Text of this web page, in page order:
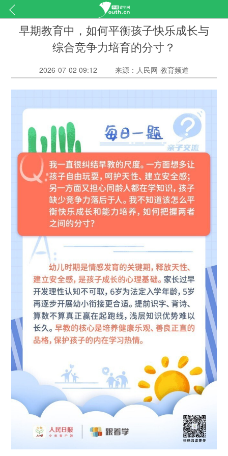
早期教育中，如何平衡孩子快乐成长与
综合竞争力培育的分寸？
2026-07-02 09:12 来源：人民网-教育频道